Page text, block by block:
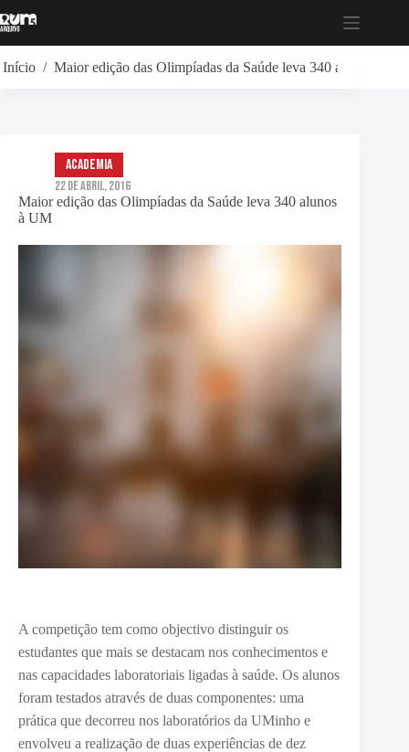
para
Início / Maior edição das Olimpíadas da Saúde leva 340 alunos à UM
Maior edição das Olimpíadas da Saúde leva 340 alunos
à UM
Academia
22 de Abril, 2016
A competição tem como objectivo distinguir os
estudantes que mais se destacam nos conhecimentos e
nas capacidades laboratoriais ligadas à saúde. Os alunos
foram testados através de duas componentes: uma
prática que decorreu nos laboratórios da UMinho e
envolveu a realização de duas experiências de dez